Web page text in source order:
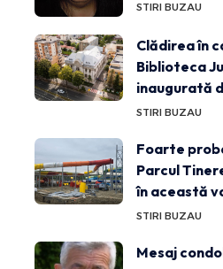
STIRI BUZAU
Clădirea în
Biblioteca
inaugurată
STIRI BUZAU
Foarte
Parcul
în această
STIRI BUZAU
Mesaj